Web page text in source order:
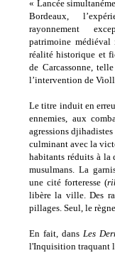
« Lancée
Bordeaux,
rayonnement
patrimoine médiéval
réalité historique et
de Carcassonne,
l’intervention de
Le titre induit en
ennemies, aux
agressions
culminant avec la
habitants réduits à la
musulmans. La
une cité forteresse (
libère la ville. Des
pillages. Seul, le
En fait, dans Les
l'Inquisition traquant